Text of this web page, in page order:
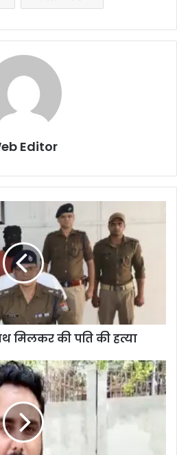
Editor
मिलकर की पति की हत्या